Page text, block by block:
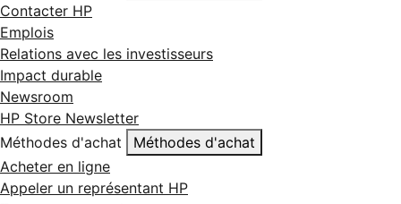
Contacter HP
Emplois
Relations avec les investisseurs
Impact durable
Newsroom
HP Store Newsletter
Méthodes d'achat
Méthodes d'achat
Acheter en ligne
Appeler un représentant HP